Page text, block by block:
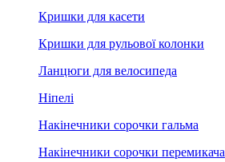
Кришки для касети
Кришки для рульової колонки
Ланцюги для велосипеда
Ніпелі
Накінечники сорочки гальма
Накінечники сорочки перемикача